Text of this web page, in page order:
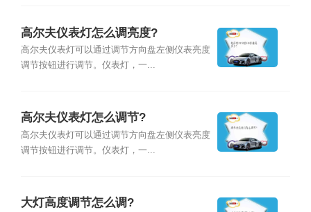
高尔夫仪表灯怎么调亮度?
高尔夫仪表灯可以通过调节方向盘左侧仪表亮度
调节按钮进行调节。仪表灯，一...
高尔夫仪表灯怎么调节?
高尔夫仪表灯可以通过调节方向盘左侧仪表亮度
调节按钮进行调节。仪表灯，一...
大灯高度调节怎么调?